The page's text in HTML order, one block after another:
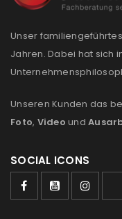
Ein Link zum
deine E-Mail-
NEWSLETTER
Ich stimme zu
Unser
Jahren. Dabei hat sich
Unseren Kunden das
Foto, Video und
SOCIAL ICONS